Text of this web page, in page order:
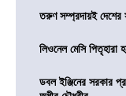
তরুণ সম্প্রদায়ই দেশের
লিওনেল মেসি পিতৃহারা
ডবল ইঞ্জিনের সরকার